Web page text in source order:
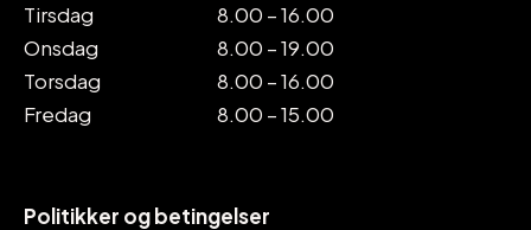
Tirsdag
8.00 – 16.00
Onsdag
8.00 – 19.00
Torsdag
8.00 – 16.00
Fredag
8.00 – 15.00
Politikker og betingelser